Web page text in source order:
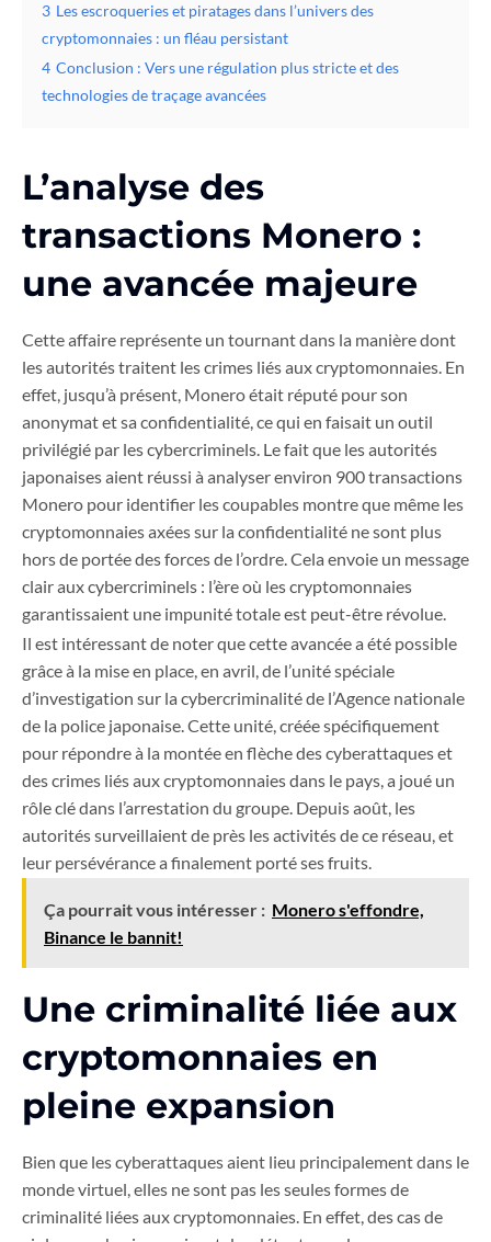
3 Les escroqueries et piratages dans l’univers des
cryptomonnaies : un fléau persistant
4 Conclusion : Vers une régulation plus stricte et des
technologies de traçage avancées
L’analyse des
transactions Monero :
une avancée majeure
Cette affaire représente un tournant dans la manière dont
les autorités traitent les crimes liés aux cryptomonnaies. En
effet, jusqu’à présent, Monero était réputé pour son
anonymat et sa confidentialité, ce qui en faisait un outil
privilégié par les cybercriminels. Le fait que les autorités
japonaises aient réussi à analyser environ 900 transactions
Monero pour identifier les coupables montre que même les
cryptomonnaies axées sur la confidentialité ne sont plus
hors de portée des forces de l’ordre. Cela envoie un message
clair aux cybercriminels : l’ère où les cryptomonnaies
garantissaient une impunité totale est peut-être révolue.
Il est intéressant de noter que cette avancée a été possible
grâce à la mise en place, en avril, de l’unité spéciale
d’investigation sur la cybercriminalité de l’Agence nationale
de la police japonaise. Cette unité, créée spécifiquement
pour répondre à la montée en flèche des cyberattaques et
des crimes liés aux cryptomonnaies dans le pays, a joué un
rôle clé dans l’arrestation du groupe. Depuis août, les
autorités surveillaient de près les activités de ce réseau, et
leur persévérance a finalement porté ses fruits.
Ça pourrait vous intéresser : Monero s'effondre,
Binance le bannit!
Une criminalité liée aux
cryptomonnaies en
pleine expansion
Bien que les cyberattaques aient lieu principalement dans le
monde virtuel, elles ne sont pas les seules formes de
criminalité liées aux cryptomonnaies. En effet, des cas de